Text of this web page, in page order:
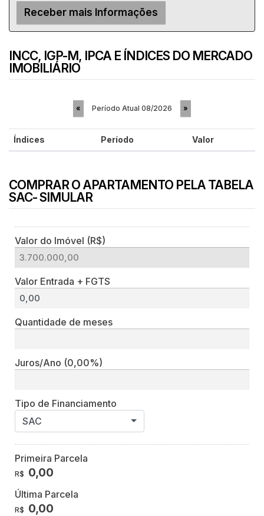
INCC, IGP-M, IPCA E ÍNDICES DO MERCADO
IMOBILIÁRIO
« Período Atual 08/2026 »
Índices Período Valor
COMPRAR O APARTAMENTO PELA TABELA
SAC- SIMULAR
Valor do Imóvel (R$)
Valor Entrada + FGTS
Quantidade de meses
Juros/Ano (0,00%)
Tipo de Financiamento
SAC
Primeira Parcela
R$ 0,00
Última Parcela
R$ 0,00